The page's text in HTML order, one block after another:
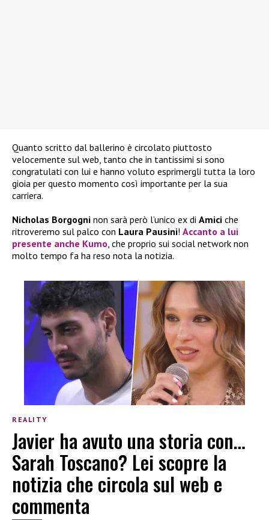
Quanto scritto dal ballerino è circolato piuttosto
velocemente sul web, tanto che in tantissimi si sono
congratulati con lui e hanno voluto esprimergli tutta la loro
gioia per questo momento così importante per la sua
carriera.
Nicholas Borgogni non sarà però l’unico ex di Amici che
ritroveremo sul palco con Laura Pausini! Accanto a lui
presente anche Kumo, che proprio sui social network non
molto tempo fa ha reso nota la notizia.
REALITY
Javier ha avuto una storia con…
Sarah Toscano? Lei scopre la
notizia che circola sul web e
commenta